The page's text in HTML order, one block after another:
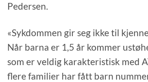
Pedersen.
«Sykdommen gir seg ikke til
Når barna er 1,5 år kommer
som er veldig karakteristisk med
flere familier har fått barn